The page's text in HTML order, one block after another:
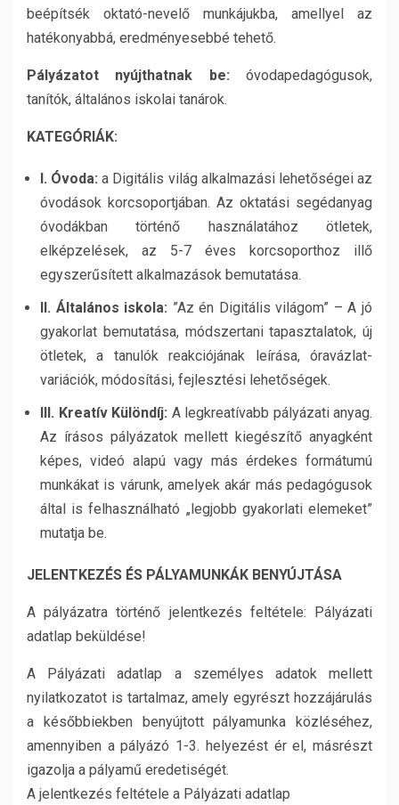
beépítsék oktató-nevelő munkájukba, amellyel az
hatékonyabbá, eredményesebbé tehető.
Pályázatot nyújthatnak be: óvodapedagógusok,
tanítók, általános iskolai tanárok.
KATEGÓRIÁK:
I. Óvoda: a Digitális világ alkalmazási lehetőségei az
óvodások korcsoportjában. Az oktatási segédanyag
óvodákban történő használatához ötletek,
elképzelések, az 5-7 éves korcsoporthoz illő
egyszerűsített alkalmazások bemutatása.
II. Általános iskola: ”Az én Digitális világom” – A jó
gyakorlat bemutatása, módszertani tapasztalatok, új
ötletek, a tanulók reakciójának leírása, óravázlat-
variációk, módosítási, fejlesztési lehetőségek.
III. Kreatív Különdíj: A legkreatívabb pályázati anyag.
Az írásos pályázatok mellett kiegészítő anyagként
képes, videó alapú vagy más érdekes formátumú
munkákat is várunk, amelyek akár más pedagógusok
által is felhasználható „legjobb gyakorlati elemeket”
mutatja be.
JELENTKEZÉS ÉS PÁLYAMUNKÁK BENYÚJTÁSA
A pályázatra történő jelentkezés feltétele: Pályázati
adatlap beküldése!
A Pályázati adatlap a személyes adatok mellett
nyilatkozatot is tartalmaz, amely egyrészt hozzájárulás
a későbbiekben benyújtott pályamunka közléséhez,
amennyiben a pályázó 1-3. helyezést ér el, másrészt
igazolja a pályamű eredetiségét.
A jelentkezés feltétele a Pályázati adatlap